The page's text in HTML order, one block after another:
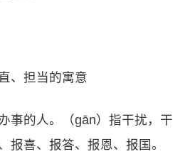
、担当的寓意
事的人。（gān）指干扰，干
报喜、报答、报恩、报国。